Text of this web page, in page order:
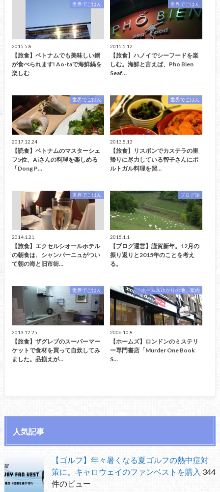
世界でごはん
2015.5.8
【旅食】ベトナムでも美味しい鍋
が食べられます! Ao-taで海鮮鍋を
楽しむ
世界でごはん
2015.5.12
【旅食】ハノイでシーフードを楽
しむ。海鮮と言えば、Pho Bien
Seaf…
世界でごはん
2017.12.24
【読食】ベトナムのマスターシェ
フ5位、Aiさんの料理を楽しめる
「Dong P…
世界でごはん
2013.5.13
【旅食】リスボンでカステラの里
帰りに尽力している智子さんにポ
ルトガル料理を習…
世界でごはん
2014.1.21
【旅食】エクセルシオールホテル
の朝食は、シャンパーニュがつい
て朝の海と旧市街…
ブログ論
2015.1.1
【ブログ運営】謹賀新年。12月の
振り返りと2015年のことを考え
る。
世界でごはん
2013.12.25
【旅食】ザグレブのスーパーマー
ケットで食材を買って自炊してみ
ました。品揃えが…
「ホームズゆかりの地」案内
2006.10.8
【ホームズ】ロンドンのミステリ
ー専門書店「Murder One Book
S…
人気記事
【ゴルフ】年々暑くなる夏ゴルフの熱中症対
策に。キャロウェイのファンベストを購入 344
件のビュー